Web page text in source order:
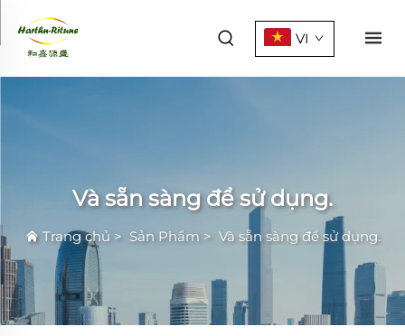
VI
Và sẵn sàng để sử dụng.
Trang chủ > Sản Phẩm > Và sẵn sàng để sử dụng.